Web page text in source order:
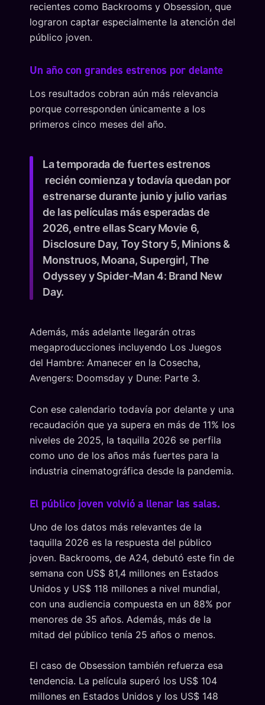
recientes como Backrooms y Obsession, que
lograron captar especialmente la atención del
público joven.
Un año con grandes estrenos por delante
Los resultados cobran aún más relevancia
porque corresponden únicamente a los
primeros cinco meses del año.
La temporada de fuertes estrenos
recién comienza y todavía quedan por
estrenarse durante junio y julio varias
de las películas más esperadas de
2026, entre ellas Scary Movie 6,
Disclosure Day, Toy Story 5, Minions &
Monstruos, Moana, Supergirl, The
Odyssey y Spider-Man 4: Brand New
Day.
Además, más adelante llegarán otras
megaproducciones incluyendo Los Juegos
del Hambre: Amanecer en la Cosecha,
Avengers: Doomsday y Dune: Parte 3.
Con ese calendario todavía por delante y una
recaudación que ya supera en más de 11% los
niveles de 2025, la taquilla 2026 se perfila
como uno de los años más fuertes para la
industria cinematográfica desde la pandemia.
El público joven volvió a llenar las salas.
Uno de los datos más relevantes de la
taquilla 2026 es la respuesta del público
joven. Backrooms, de A24, debutó este fin de
semana con US$ 81,4 millones en Estados
Unidos y US$ 118 millones a nivel mundial,
con una audiencia compuesta en un 88% por
menores de 35 años. Además, más de la
mitad del público tenía 25 años o menos.
El caso de Obsession también refuerza esa
tendencia. La película superó los US$ 104
millones en Estados Unidos y los US$ 148